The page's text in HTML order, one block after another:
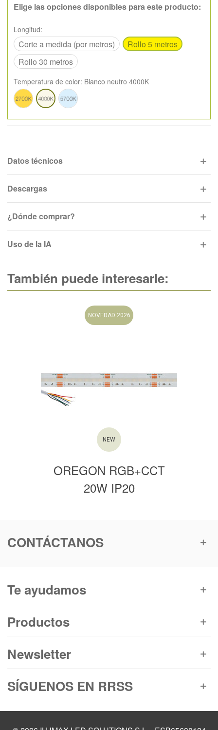
Elige las opciones disponibles para este producto:
Longitud:
Corte a medida (por metros)
Rollo 5 metros
Rollo 30 metros
Temperatura de color: Blanco neutro 4000K
Blanco
cálido
2700K
Blanco
neutro
4000K
Blanco
frío
5700K
Datos técnicos
Descargas
¿Dónde comprar?
Uso de la IA
También puede interesarle:
NOVEDAD 2026
NEW
OREGON RGB+CCT
20W IP20
CONTÁCTANOS
Te ayudamos
Productos
Newsletter
SÍGUENOS EN RRSS